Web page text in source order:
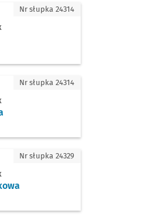
Nr słupka 24314
Nr słupka 24314
Nr słupka 24329